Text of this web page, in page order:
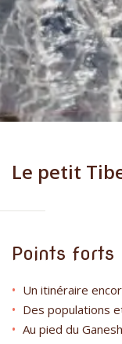
Le petit
Points forts
Un itinéraire
Des populations
Au pied du